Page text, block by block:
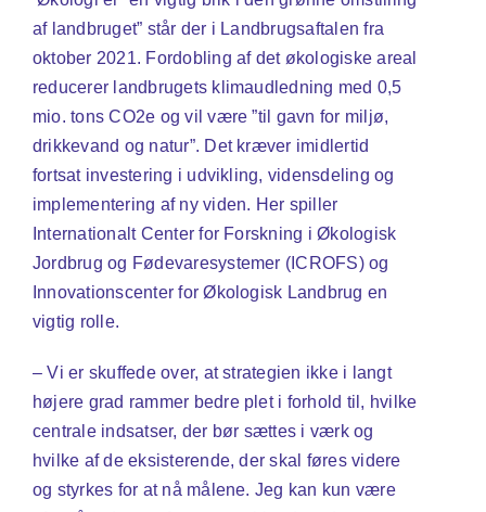
af landbruget” står der i Landbrugsaftalen fra
oktober 2021. Fordobling af det økologiske areal
reducerer landbrugets klimaudledning med 0,5
mio. tons CO2e og vil være ”til gavn for miljø,
drikkevand og natur”. Det kræver imidlertid
fortsat investering i udvikling, vidensdeling og
implementering af ny viden. Her spiller
Internationalt Center for Forskning i Økologisk
Jordbrug og Fødevaresystemer (ICROFS) og
Innovationscenter for Økologisk Landbrug en
vigtig rolle.
– Vi er skuffede over, at strategien ikke i langt
højere grad rammer bedre plet i forhold til, hvilke
centrale indsatser, der bør sættes i værk og
hvilke af de eksisterende, der skal føres videre
og styrkes for at nå målene. Jeg kan kun være